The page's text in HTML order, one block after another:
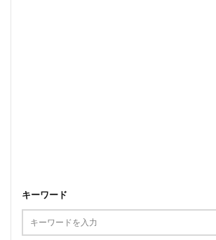
キーワード